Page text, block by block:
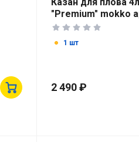
"Premium" mokko
54902
1 шт
2 490 ₽